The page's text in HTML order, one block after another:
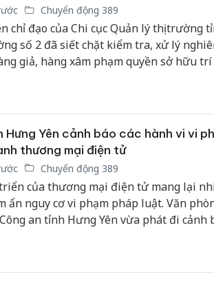
Chuyển động 389
chỉ đạo của Chi cục Quản lý thị trường
số 2 đã siết chặt kiểm tra, xử lý
giả, hàng xâm phạm quyền sở hữu
Hưng Yên cảnh báo các hành vi vi
thương mại điện tử
Chuyển động 389
của thương mại điện tử mang lại
ẩn nguy cơ vi phạm pháp luật. Văn
an tỉnh Hưng Yên vừa phát đi cảnh
ngày 1/7/2026.